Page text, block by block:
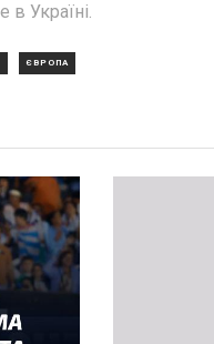
Україні.
ЄВРОПА